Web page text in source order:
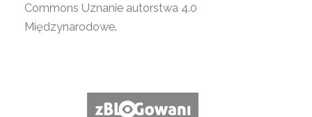
Commons Uznanie autorstwa 4.0
Międzynarodowe.